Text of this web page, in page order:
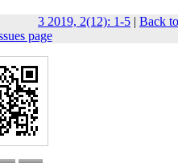
3 2019, 2(12): 1-5 | Back to
page